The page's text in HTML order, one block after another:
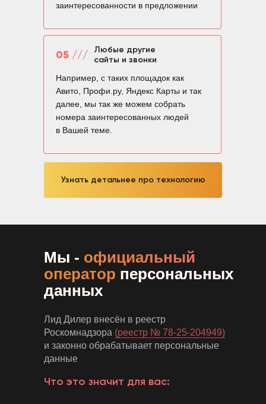
заинтересованности в предложении
Например, с таких площадок как
Авито, Профи.ру, Яндекс Карты и так
далее, мы так же можем собрать
номера заинтересованных людей
в Вашей теме.
05 ///
Любые другие
сайты и звонки
Узнать детальнее про технологию
Мы - официальный
оператор персональных
данных
Лид Дилер внесён в реестр
Роскомнадзора (реестр № 78-25-204949)
и законно обрабатывает персональные
данные
Что это значит для вас: